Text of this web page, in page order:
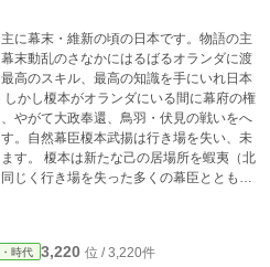
に幕末・維新の頃の日本です。物語の主
末動乱のさなかにはるばるオランダに渡
高のスキル、最高の知識を手にいれ日本
しかし榎本がオランダにいる間に幕府の権
やがて大政奉還、鳥羽・伏見の戦いをへ
。自然幕臣榎本武揚は行き場を失い、未
す。 榎本は新たな己の居場所を蝦夷（北
じく行き場を失った多くの幕臣ととも
たなフロンティアを築くという壮大な夢
やがてはその蝦夷にも薩長の魔の手がの
この物語では榎本武揚なる人物が最北に
たか追いかけると同時に、世に言う箱館
時代 3,220 位 / 3,220件